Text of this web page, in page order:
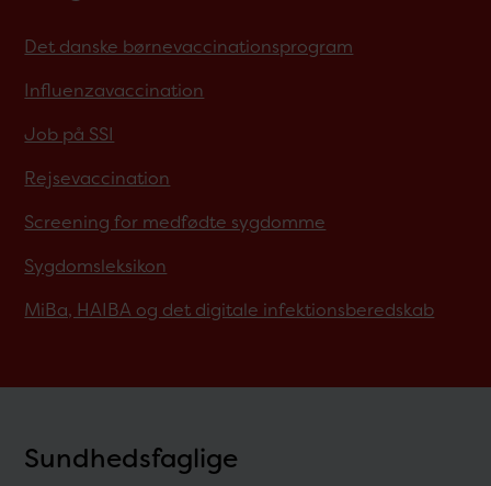
Det danske børnevaccinationsprogram
Influenzavaccination
Job på SSI
Rejsevaccination
Screening for medfødte sygdomme
Sygdomsleksikon
MiBa, HAIBA og det digitale infektionsberedskab
Sundhedsfaglige